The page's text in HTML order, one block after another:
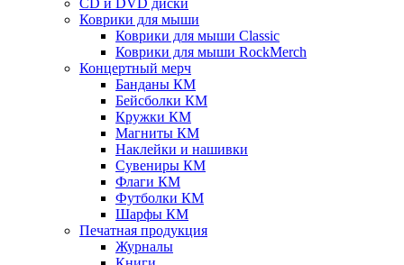
CD и DVD диски
Коврики для мыши
Коврики для мыши Classic
Коврики для мыши RockMerch
Концертный мерч
Банданы КМ
Бейсболки КМ
Кружки КМ
Магниты КМ
Наклейки и нашивки
Сувениры КМ
Флаги КМ
Футболки КМ
Шарфы КМ
Печатная продукция
Журналы